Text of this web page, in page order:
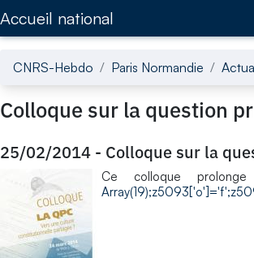
Accueil national
CNRS-Hebdo Paris Normandie
Colloque sur la question
25/02/2014 - Colloque sur la
Ce colloque